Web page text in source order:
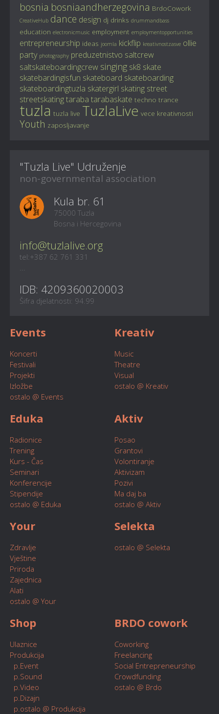
bosnia bosniaandherzegovina BrdoCowork
CreativeHub dance design dj drinks drummandbass
education electronicmusic employment employmentopportunities
entrepreneurship ideas joomla kickflip kreativnostzasve ollie
party photography preduzetnistvo saltcrew
saltskateboardingcrew singing sk8 skate
skatebardingisfun skateboard skateboarding
skateboardingtuzla skatergirl skating street
streetskatingtaraba tarabaskate techno trance
tuzla tuzla live TuzlaLive vece kreativnosti
Youth zaposljavanje
"Tuzla Live" Udruženje
non-governmental association
Kula br. 61
75000 Tuzla
Bosna i Hercegovina
info@tuzlalive.org
tel:+387 62 761 331
...
IDB: 4209360020003
Šifra djelatnosti: 94.99
Events
Koncerti
Festivali
Projekti
Izložbe
ostalo @ Events
Kreativ
Music
Theatre
Visual
ostalo @ Kreativ
Eduka
Radionice
Trening
Kurs - Čas
Seminari
Konferencije
Stipendije
ostalo @ Eduka
Aktiv
Posao
Grantovi
Volontiranje
Aktivizam
Pozivi
Ma daj ba
ostalo @ Aktiv
Your
Zdravlje
Vještine
Priroda
Zajednica
Alati
ostalo @ Your
Selekta
ostalo @ Selekta
Shop
Ulaznice
Produkcija
p.Event
p.Sound
p.Video
p.Dizajn
p.ostalo @ Produkcija
BRDO cowork
Coworking
Freelancing
Social Entrepreneurship
Crowdfunding
ostalo @ Brdo